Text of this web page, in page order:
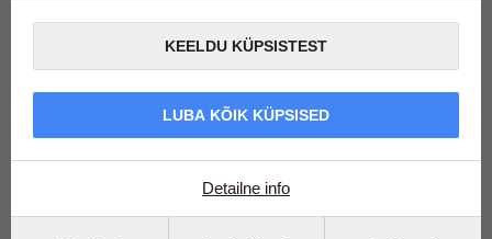
KEELDU KÜPSISTEST
LUBA KÕIK KÜPSISED
Detailne info